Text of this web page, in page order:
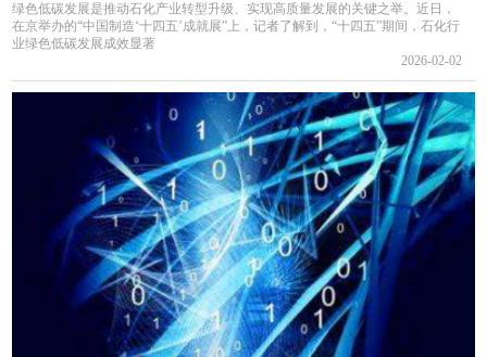
绿色低碳发展是推动石化产业转型升级、实现高质量发展的关键之举。近日，
在京举办的“中国制造‘十四五’成就展”上，记者了解到，“十四五”期间，石化行
业绿色低碳发展成效显著
2026-02-02